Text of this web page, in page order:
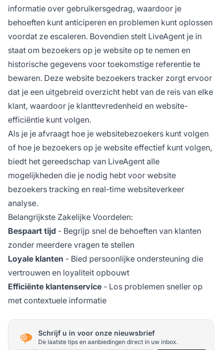
informatie over gebruikersgedrag, waardoor je
behoeften kunt anticiperen en problemen kunt oplossen
voordat ze escaleren. Bovendien stelt LiveAgent je in
staat om bezoekers op je website op te nemen en
historische gegevens voor toekomstige referentie te
bewaren. Deze website bezoekers tracker zorgt ervoor
dat je een uitgebreid overzicht hebt van de reis van elke
klant, waardoor je klanttevredenheid en website-
efficiëntie kunt volgen.
Als je je afvraagt hoe je websitebezoekers kunt volgen
of hoe je bezoekers op je website effectief kunt volgen,
biedt het gereedschap van LiveAgent alle
mogelijkheden die je nodig hebt voor website
bezoekers tracking en real-time websiteverkeer
analyse.
Belangrijkste Zakelijke Voordelen:
Bespaart tijd - Begrijp snel de behoeften van klanten
zonder meerdere vragen te stellen
Loyale klanten - Bied persoonlijke ondersteuning die
vertrouwen en loyaliteit opbouwt
Efficiënte klantenservice - Los problemen sneller op
met contextuele informatie
Schrijf u in voor onze nieuwsbrief
De laatste tips en aanbiedingen direct in uw inbox.